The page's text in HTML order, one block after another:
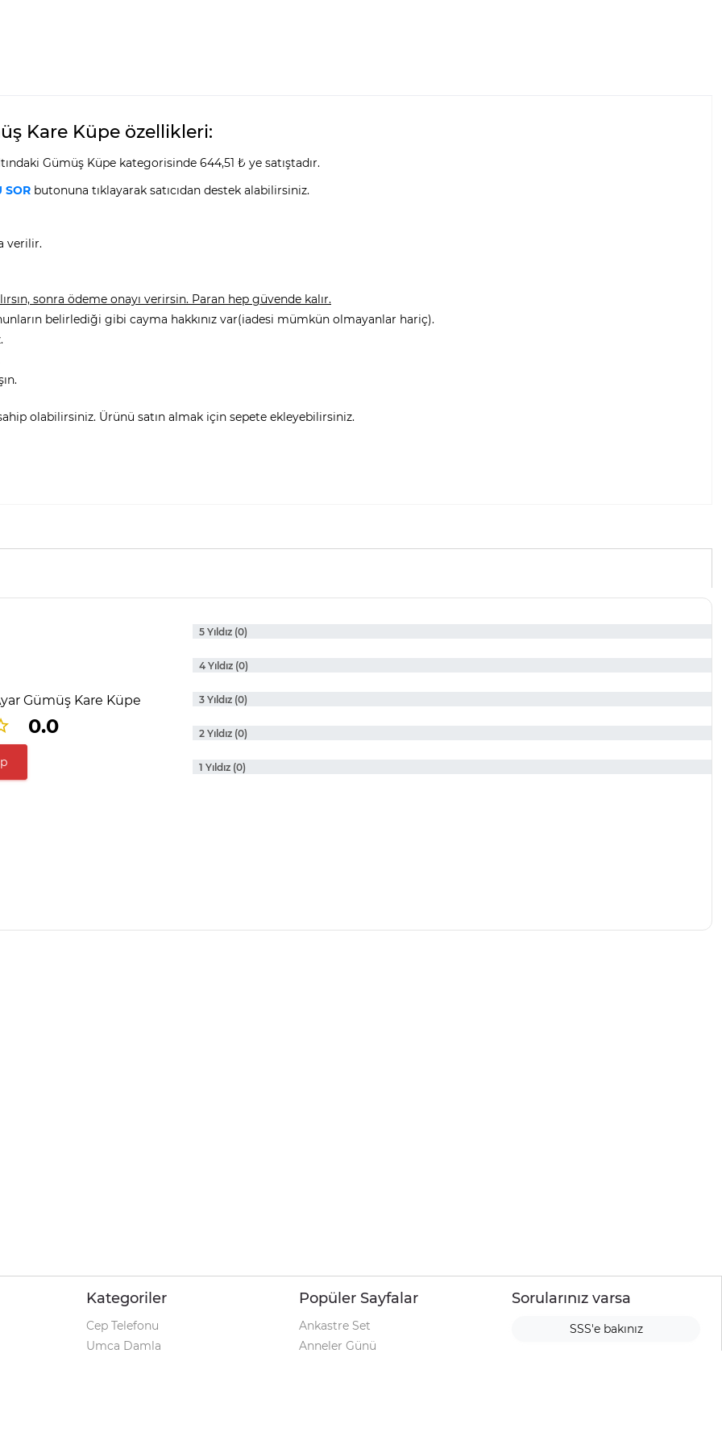
Kare Küpe özellikleri:
Gümüş Küpe kategorisinde 644,51 ₺ ye satıştadır.
SOR butonuna tıklayarak satıcıdan destek alabilirsiniz.
verilir.
sonra ödeme onayı verirsin. Paran hep güvende kalır.
belirlediği gibi cayma hakkınız var(iadesi mümkün olmayanlar hariç).
olabilirsiniz. Ürünü satın almak için sepete ekleyebilirsiniz.
Gümüş Kare Küpe
0.0
5 Yıldız (0)
4 Yıldız (0)
3 Yıldız (0)
2 Yıldız (0)
1 Yıldız (0)
Kategoriler
Cep Telefonu
Umca Damla
Popüler Sayfalar
Ankastre Set
Anneler Günü
Sorularınız varsa
SSS'e bakınız